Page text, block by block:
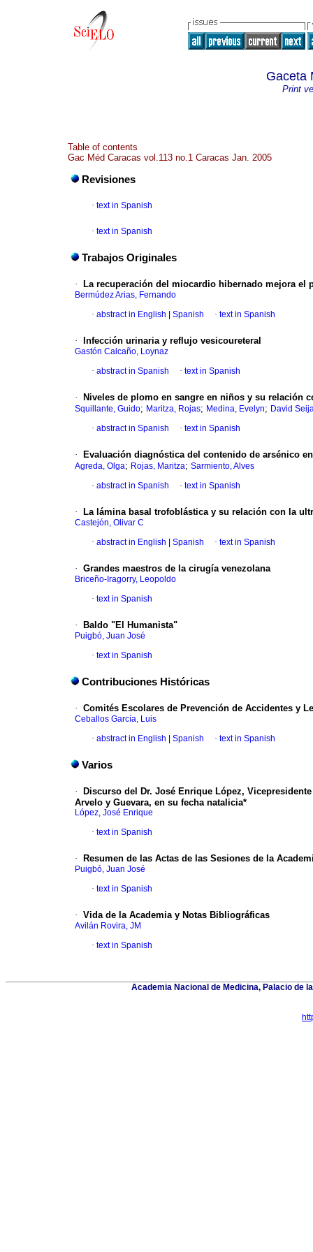
Gaceta
Print
Table of contents
Gac Méd Caracas vol.113 no.1 Caracas Jan. 2005
Revisiones
· text in Spanish
· text in Spanish
Trabajos Originales
· La recuperación del miocardio hibernado mejora
Bermúdez Arias, Fernando
· abstract in English Spanish · text in Spanish
· Infección urinaria y reflujo vesicoureteral
Gastón Calcaño, Loynaz
· abstract in Spanish · text in Spanish
· Niveles de plomo en sangre en niños y su relación
Squillante, Guido; Maritza, Rojas; Medina, Evelyn; David
· abstract in Spanish · text in Spanish
· Evaluación diagnóstica del contenido de arsénico
Agreda, Olga; Rojas, Maritza; Sarmiento, Alves
· abstract in Spanish · text in Spanish
· La lámina basal trofoblástica y su relación con la
Castejón, Olivar C
· abstract in English Spanish · text in Spanish
· Grandes maestros de la cirugía venezolana
Briceño-Iragorry, Leopoldo
· text in Spanish
· Baldo "El Humanista"
Puigbó, Juan José
· text in Spanish
Contribuciones Históricas
· Comités Escolares de Prevención de Accidentes y
Ceballos García, Luis
· abstract in English Spanish · text in Spanish
Varios
· Discurso del Dr. José Enrique López,
Arvelo y Guevara, en su fecha natalicia*
López, José Enrique
· text in Spanish
· Resumen de las Actas de las Sesiones de la
Puigbó, Juan José
· text in Spanish
· Vida de la Academia y Notas Bibliográficas
Avilán Rovira, JM
· text in Spanish
Academia Nacional de Medicina, Palacio de